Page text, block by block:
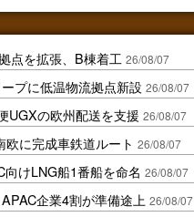
点を拡張、B棟着工 26/08/07
プに低温物流拠点新設 26/08/07
UGXの欧州配送を支援 26/08/07
に完成車鉄道ルート 26/08/07
けLNG船1番船を命名 26/08/07
企業4割が準備途上 26/08/07